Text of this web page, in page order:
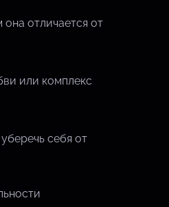
она отличается от
или комплекс
себя от